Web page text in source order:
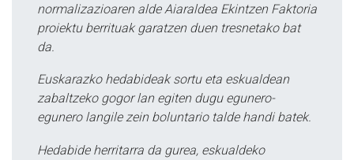
normalizazioaren alde Aiaraldea Ekintzen Faktoria
proiektu berrituak garatzen duen tresnetako bat
da.
Euskarazko hedabideak sortu eta eskualdean
zabaltzeko gogor lan egiten dugu egunero-
egunero langile zein boluntario talde handi batek.
Hedabide herritarra da gurea, eskualdeko